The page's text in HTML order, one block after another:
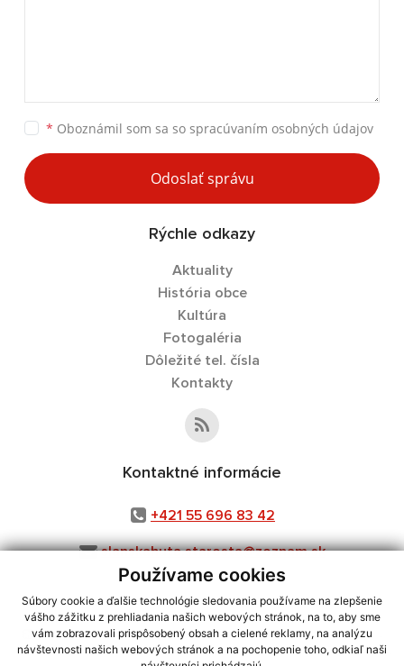
Používame cookies
Súbory cookie a ďalšie technológie sledovania používame na zlepšenie
vášho zážitku z prehliadania našich webových stránok, na to, aby sme
vám zobrazovali prispôsobený obsah a cielené reklamy, na analýzu
návštevnosti našich webových stránok a na pochopenie toho, odkiaľ naši
* Oboznámil som sa so spracúvaním osobných údajov
Odoslať správu
Rýchle odkazy
Aktuality
História obce
Kultúra
Fotogaléria
Dôležité tel. čísla
Kontakty
Kontaktné informácie
+421 55 696 83 42
slanskahuta.starosta@zoznam.sk
využite možnosť získavania aktuálnych informácií s využitím RSS
CMS systém (redakčný) systém ECHELON 2,Mapa stránok,web portál